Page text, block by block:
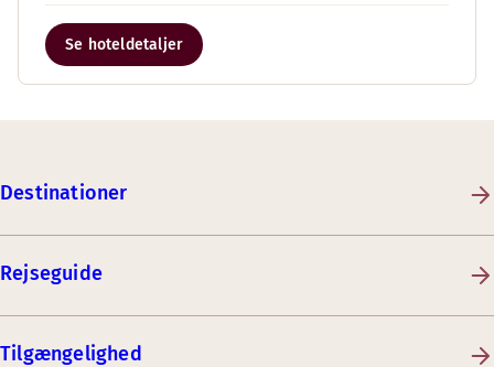
Se hoteldetaljer
Destinationer
Rejseguide
Tilgængelighed